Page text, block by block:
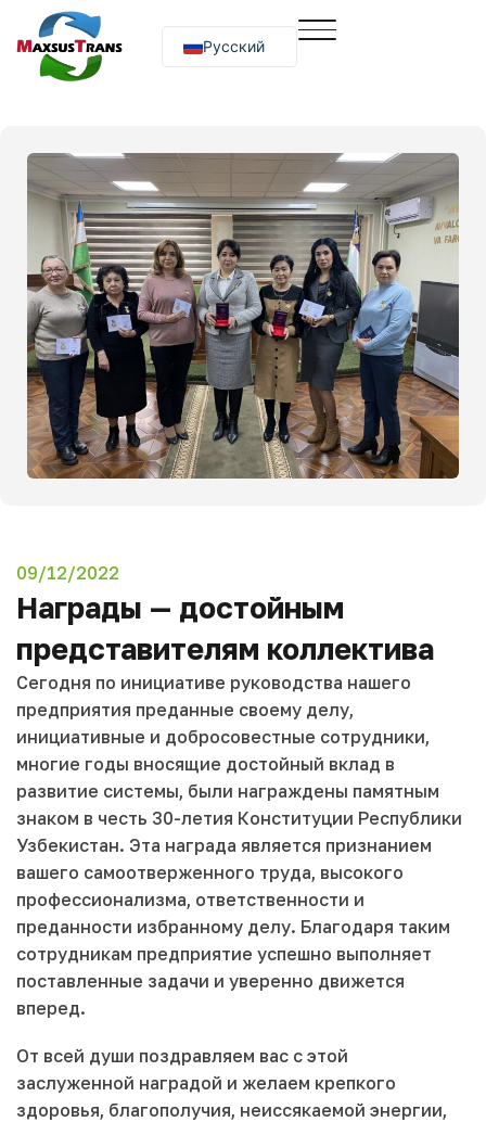
Русский
O‘zbekcha
09/12/2022
Награды — достойным
представителям коллектива
Сегодня по инициативе руководства нашего
предприятия преданные своему делу,
инициативные и добросовестные сотрудники,
многие годы вносящие достойный вклад в
развитие системы, были награждены памятным
знаком в честь 30-летия Конституции Республики
Узбекистан. Эта награда является признанием
вашего самоотверженного труда, высокого
профессионализма, ответственности и
преданности избранному делу. Благодаря таким
сотрудникам предприятие успешно выполняет
поставленные задачи и уверенно движется
вперед.
От всей души поздравляем вас с этой
заслуженной наградой и желаем крепкого
здоровья, благополучия, неиссякаемой энергии,